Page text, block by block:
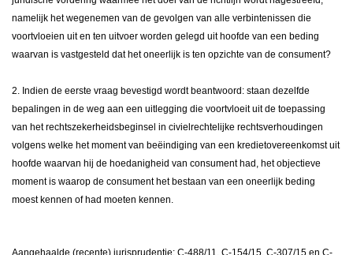
namelijk het wegenemen van de gevolgen van alle verbintenissen die
voortvloeien uit en ten uitvoer worden gelegd uit hoofde van een beding
waarvan is vastgesteld dat het oneerlijk is ten opzichte van de consument?
2. Indien de eerste vraag bevestigd wordt beantwoord: staan dezelfde
bepalingen in de weg aan een uitlegging die voortvloeit uit de toepassing
van het rechtszekerheidsbeginsel in civielrechtelijke rechtsverhoudingen
volgens welke het moment van beëindiging van een kredietovereenkomst uit
hoofde waarvan hij de hoedanigheid van consument had, het objectieve
moment is waarop de consument het bestaan van een oneerlijk beding
moest kennen of had moeten kennen.